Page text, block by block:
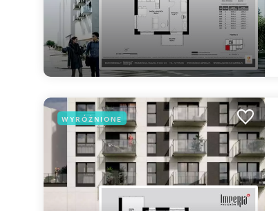
WYRÓŻNIONE